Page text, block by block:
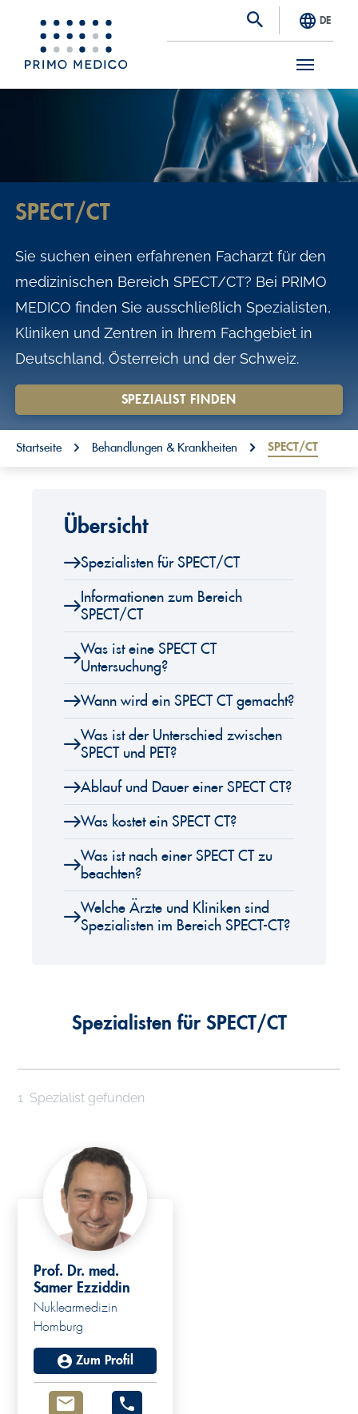
S
DE
SPECT/CT
Sie suchen einen erfahrenen Facharzt für den
medizinischen Bereich SPECT/CT? Bei PRIMO
MEDICO finden Sie ausschließlich Spezialisten,
Kliniken und Zentren in Ihrem Fachgebiet in
Deutschland, Österreich und der Schweiz.
SPEZIALIST FINDEN
You are here:
Startseite Behandlungen & Krankheiten SPECT/CT
Übersicht
Spezialisten für SPECT/CT
Informationen zum Bereich
SPECT/CT
Was ist eine SPECT CT
Untersuchung?
Wann wird ein SPECT CT gemacht?
Was ist der Unterschied zwischen
SPECT und PET?
Ablauf und Dauer einer SPECT CT?
Was kostet ein SPECT CT?
Was ist nach einer SPECT CT zu
beachten?
Welche Ärzte und Kliniken sind
Spezialisten im Bereich SPECT-CT?
Spezialisten für SPECT/CT
1 Spezialist gefunden
Prof. Dr. med.
Samer Ezziddin
Nuklearmedizin
Homburg
Zum Profil